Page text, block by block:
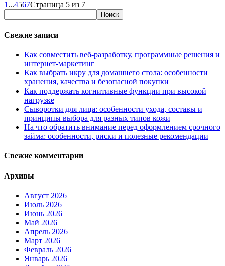
1...4567Страница 5 из 7
Свежие записи
Как совместить веб-разработку, программные решения и
интернет-маркетинг
Как выбрать икру для домашнего стола: особенности
хранения, качества и безопасной покупки
Как поддержать когнитивные функции при высокой
нагрузке
Сыворотки для лица: особенности ухода, составы и
принципы выбора для разных типов кожи
На что обратить внимание перед оформлением срочного
займа: особенности, риски и полезные рекомендации
Свежие комментарии
Архивы
Август 2026
Июль 2026
Июнь 2026
Май 2026
Апрель 2026
Март 2026
Февраль 2026
Январь 2026